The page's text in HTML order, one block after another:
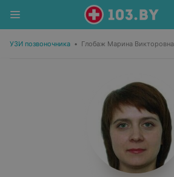
УЗИ позвоночника • Глобаж Марина Викторовна